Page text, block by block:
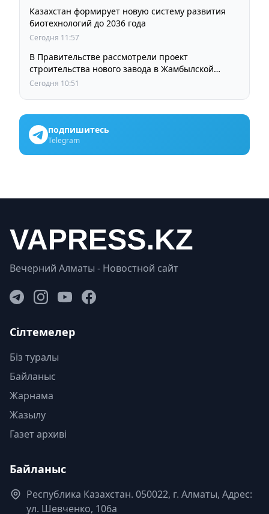
Казахстан формирует новую систему развития
биотехнологий до 2036 года
Сегодня 11:57
В Правительстве рассмотрели проект
строительства нового завода в Жамбылской
области
Сегодня 10:51
подпишитесь
Telegram
Вечерний Алматы - Новостной сайт
Сілтемелер
Біз туралы
Байланыс
Жарнама
Жазылу
Газет архиві
Байланыс
Республика Казахстан. 050022, г. Алматы, Адрес:
ул. Шевченко, 106а